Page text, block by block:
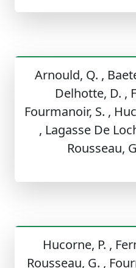
Arnould, Q. ,
Delhotte, D. ,
Fourmanoir, S. ,
, Lagasse De
Rousseau,
Hucorne, P. ,
Rousseau, G. ,